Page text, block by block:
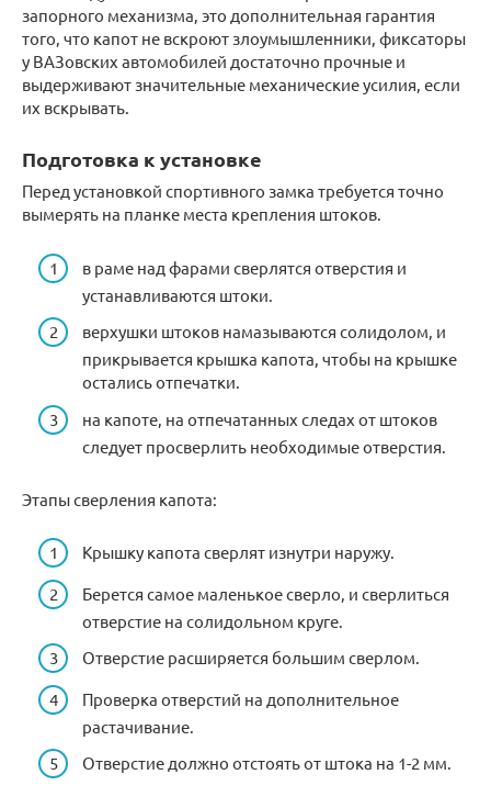
запорного механизма, это дополнительная гарантия
того, что капот не вскроют злоумышленники, фиксаторы
у ВАЗовских автомобилей достаточно прочные и
выдерживают значительные механические усилия, если
их вскрывать.
Подготовка к установке
Перед установкой спортивного замка требуется точно
вымерять на планке места крепления штоков.
в раме над фарами сверлятся отверстия и
устанавливаются штоки.
верхушки штоков намазываются солидолом, и
прикрывается крышка капота, чтобы на крышке
остались отпечатки.
на капоте, на отпечатанных следах от штоков
следует просверлить необходимые отверстия.
Этапы сверления капота:
Крышку капота сверлят изнутри наружу.
Берется самое маленькое сверло, и сверлиться
отверстие на солидольном круге.
Отверстие расширяется большим сверлом.
Проверка отверстий на дополнительное
растачивание.
Отверстие должно отстоять от штока на 1-2 мм.